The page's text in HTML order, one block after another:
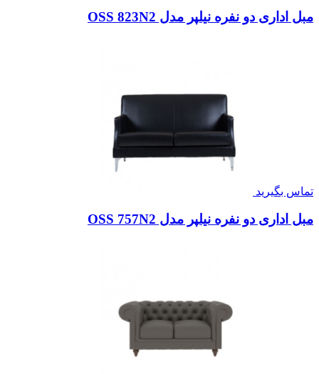
مبل اداری دو نفره نیلپر مدل OSS 823N2
تماس بگیرید
مبل اداری دو نفره نیلپر مدل OSS 757N2